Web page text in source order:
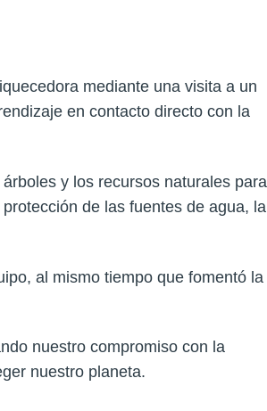
mediante una visita a un
en contacto directo con la
y los recursos naturales para
de las fuentes de agua, la
al mismo tiempo que fomentó la
nuestro compromiso con la
nuestro planeta.